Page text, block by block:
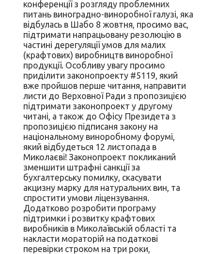
конференції з розгляду проблемних
питань виноградно-виноробної галузі, яка
відбулась в Шабо 8 жовтня, просимо вас,
підтримати напрацьовану резолюцію в
частині дерегуляції умов для малих
(крафтових) виробництв виноробної
продукції. Особливу увагу просимо
приділити законопроекту #5119, який
вже пройшов перше читання, направити
листи до Верховної Ради з пропозицією
підтримати законопроект у другому
читані, а також до Офісу Президета з
пропозицією підписаня закону на
національному виноробному форумі,
який відбудеться 12 листопада в
Миколаєві! Законопроект покликаний
зменшити штрафні санкції за
бухгалтерську помилку, скасувати
акцизну марку для натуральних вин, та
спростити умови ліцензування.
Додатково розробити програму
підтримки і розвитку крафтових
виробників в Миколаївській області та
накласти мораторій на податкові
перевірки строком на три роки,